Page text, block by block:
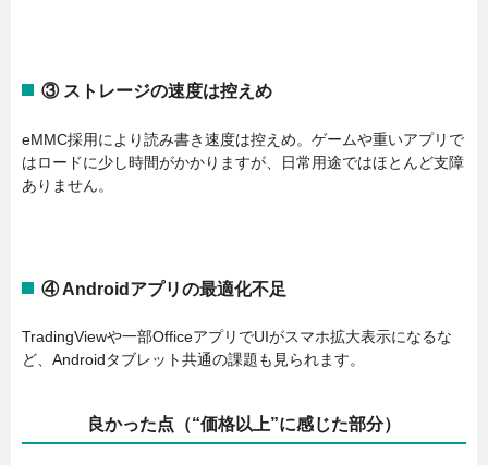
③ ストレージの速度は控えめ
eMMC採用により読み書き速度は控えめ。ゲームや重いアプリで
はロードに少し時間がかかりますが、日常用途ではほとんど支障
ありません。
④ Androidアプリの最適化不足
TradingViewや一部OfficeアプリでUIがスマホ拡大表示になるな
ど、Androidタブレット共通の課題も見られます。
良かった点（“価格以上”に感じた部分）